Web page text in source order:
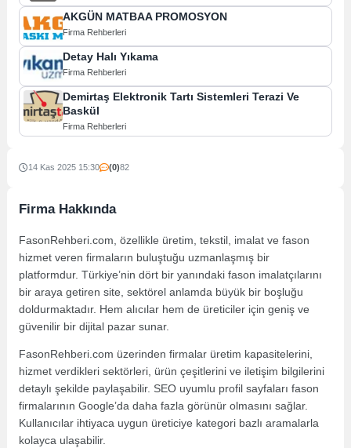
AKGÜN MATBAA PROMOSYON
Firma Rehberleri
Detay Halı Yıkama
Firma Rehberleri
Demirtaş Elektronik Tartı Sistemleri Terazi Ve
Baskül
Firma Rehberleri
14 Kas 2025 15:30 (0)82
Firma Hakkında
FasonRehberi.com, özellikle üretim, tekstil, imalat ve fason
hizmet veren firmaların buluştuğu uzmanlaşmış bir
platformdur. Türkiye’nin dört bir yanındaki fason imalatçılarını
bir araya getiren site, sektörel anlamda büyük bir boşluğu
doldurmaktadır. Hem alıcılar hem de üreticiler için geniş ve
güvenilir bir dijital pazar sunar.
FasonRehberi.com üzerinden firmalar üretim kapasitelerini,
hizmet verdikleri sektörleri, ürün çeşitlerini ve iletişim bilgilerini
detaylı şekilde paylaşabilir. SEO uyumlu profil sayfaları fason
firmalarının Google’da daha fazla görünür olmasını sağlar.
Kullanıcılar ihtiyaca uygun üreticiye kategori bazlı aramalarla
kolayca ulaşabilir.